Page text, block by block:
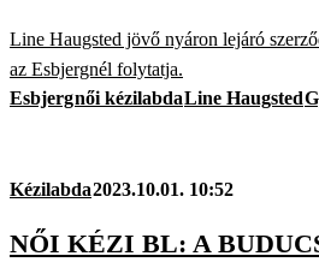
Line Haugsted jövő nyáron lejáró
az Esbjergnél folytatja.
Esbjergnői kézilabdaLine Haugsted
Kézilabda2023.10.01. 10:52
NŐI KÉZI BL: A